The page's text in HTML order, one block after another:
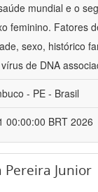
mundial e o
feminino. Fatores
sexo, histórico
de DNA
- PE - Brasil
00:00:00 BRT 2026
Junior